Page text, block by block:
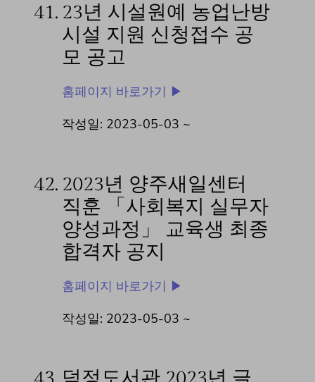
41. 23년 시설원예 농업난방
시설 지원 신청접수 공
모 공고
홈페이지 바로가기 ▶
작성일: 2023-05-03 ~
42. 2023년 양주새일센터
직훈 「사회복지 실무자
양성과정」 교육생 최종
합격자 공지
홈페이지 바로가기 ▶
작성일: 2023-05-03 ~